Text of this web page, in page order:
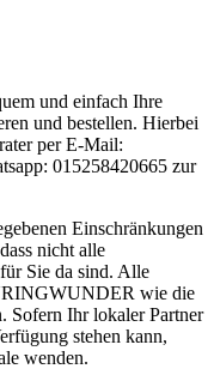
und einfach Ihre
und bestellen. Hierbei
per E-Mail:
015258420665 zur
Einschränkungen
nicht alle
Sie da sind. Alle
wie die
Sofern Ihr lokaler Partner
stehen kann,
wenden.